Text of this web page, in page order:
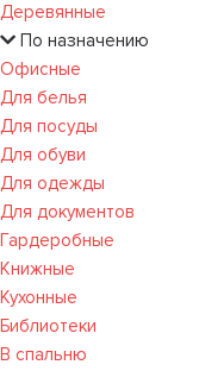
Деревянные
По назначению
Офисные
Для белья
Для посуды
Для обуви
Для одежды
Для документов
Гардеробные
Книжные
Кухонные
Библиотеки
В спальню